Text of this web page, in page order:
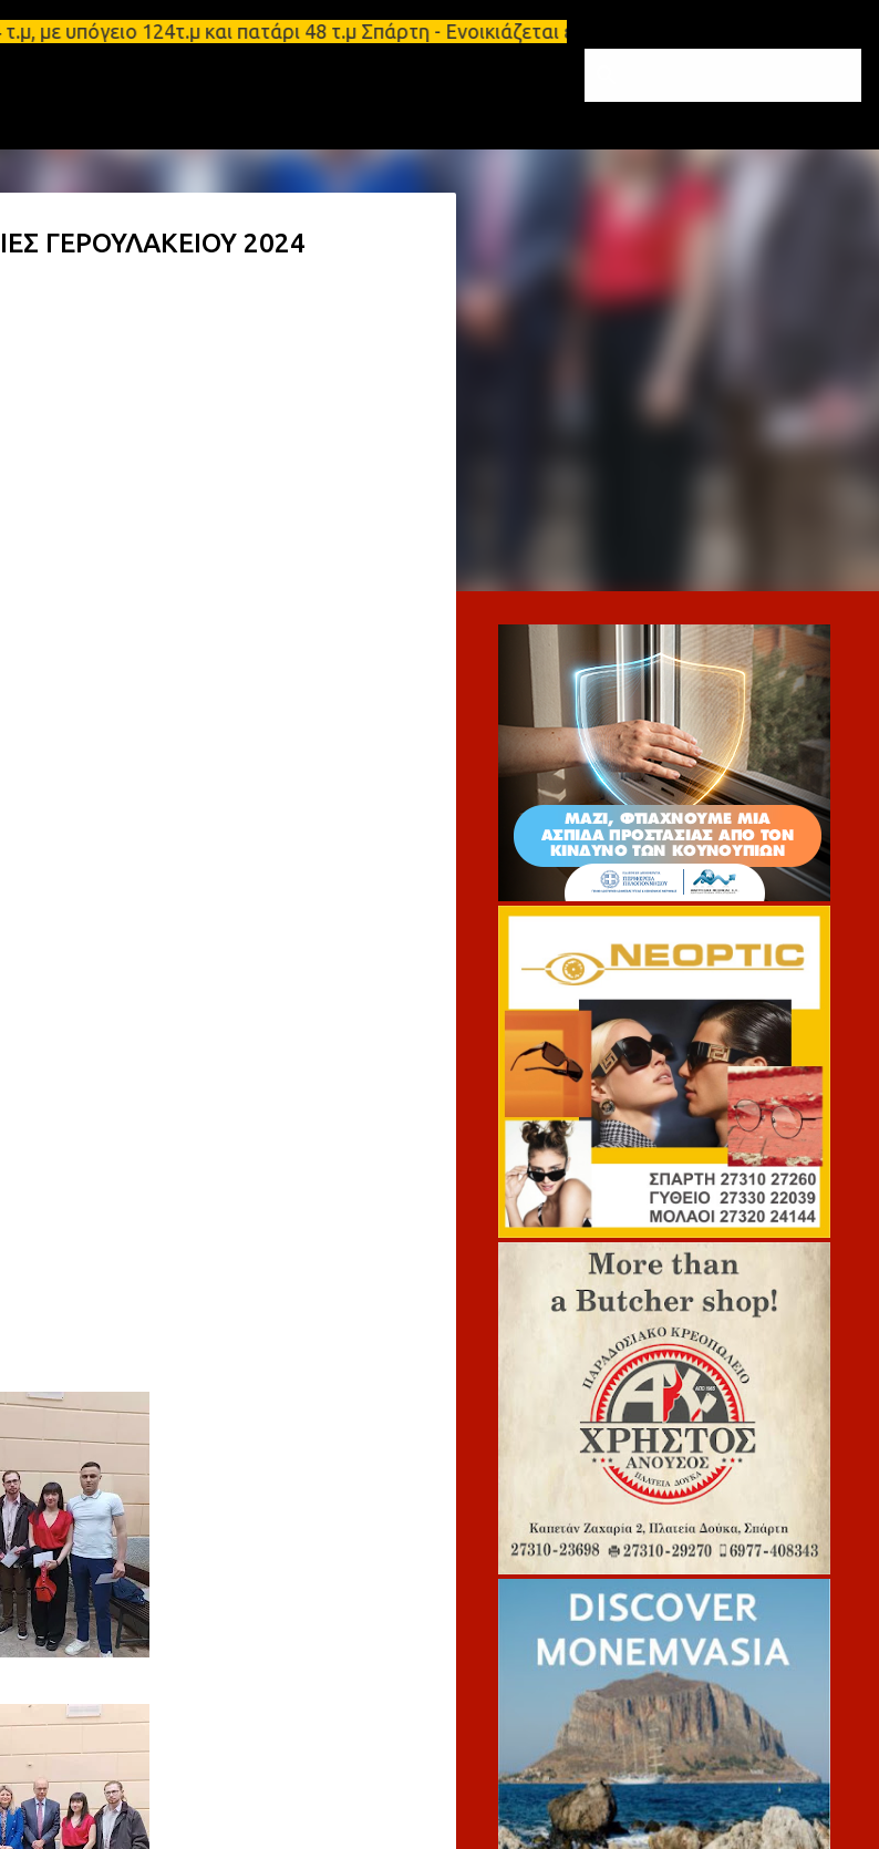
στο κύριο περιεχόμενο
124τ.μ και πατάρι 48 τ.μ Σπάρτη - Ενοικιάζεται επιπλωμένο διαμέρισμα
ΓΕΡΟΥΛΑΚΕΙΟΥ 2024